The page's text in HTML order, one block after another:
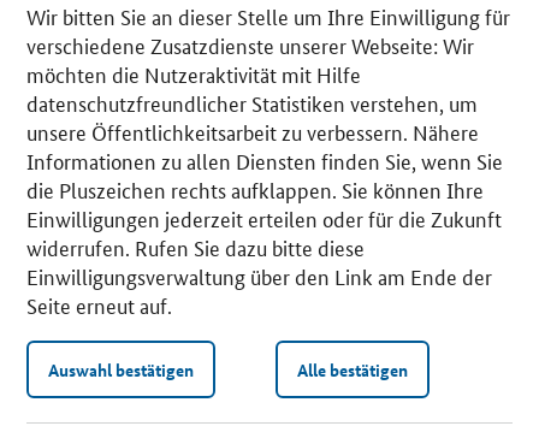
Wir bitten Sie an dieser Stelle um Ihre Einwilligung für
verschiedene Zusatzdienste unserer Webseite: Wir
möchten die Nutzeraktivität mit Hilfe
datenschutzfreundlicher Statistiken verstehen, um
unsere Öffentlichkeitsarbeit zu verbessern. Nähere
Informationen zu allen Diensten finden Sie, wenn Sie
die Pluszeichen rechts aufklappen. Sie können Ihre
Einwilligungen jederzeit erteilen oder für die Zukunft
widerrufen. Rufen Sie dazu bitte diese
Einwilligungsverwaltung über den Link am Ende der
Seite erneut auf.
Auswahl bestätigen Alle bestätigen